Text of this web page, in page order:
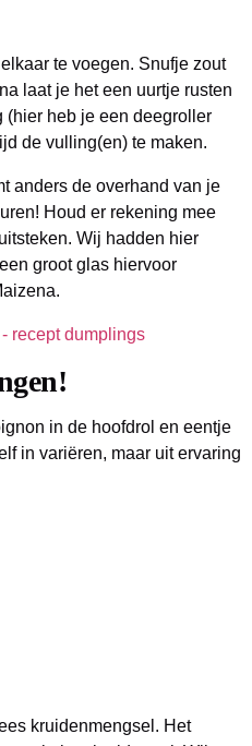
te voegen. Snufje zout
laat je het een uurtje rusten
(hier heb je een deegroller
de vulling(en) te maken.
anders de overhand van je
Houd er rekening mee
Wij hadden hier
groot glas hiervoor
in de hoofdrol en eentje
in variëren, maar uit ervaring
kruidenmengsel. Het